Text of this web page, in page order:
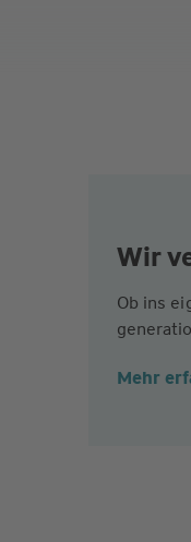
Wir
Ob ins
Mehr